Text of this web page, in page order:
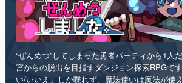
“ぜんめつ”してしまった勇者パーティから1人
宮からの脱出を目指すダンジョン探索RPGで
い/いいえ」しか喋れず、魔法使いは魔法が使